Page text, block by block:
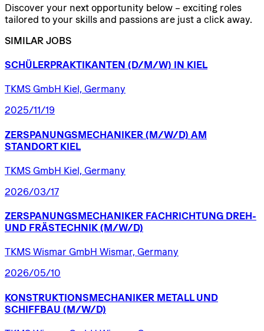
Discover your next opportunity below – exciting roles
tailored to your skills and passions are just a click away.
SIMILAR JOBS
SCHÜLERPRAKTIKANTEN (D/​M/​W) IN KIEL
TKMS GmbH Kiel, Germany
2025/11/19
ZERSPANUNGSMECHANIKER (M/W/D) AM
STANDORT KIEL
TKMS GmbH Kiel, Germany
2026/03/17
ZERSPANUNGSMECHANIKER FACHRICHTUNG DREH-
UND FRÄSTECHNIK (M/W/D)
TKMS Wismar GmbH Wismar, Germany
2026/05/10
KONSTRUKTIONSMECHANIKER METALL UND
SCHIFFBAU (M/W/D)